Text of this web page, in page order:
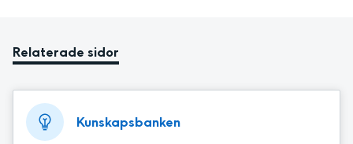
Relaterade sidor
Kunskapsbanken